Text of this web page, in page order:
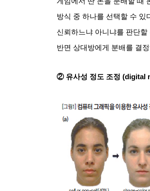
방식 중 하나를 선택할 수 있
신뢰하느냐 아니냐를 판단할
반면 상대방에게 분배를 결
② 유사성 정도 조정 (digital